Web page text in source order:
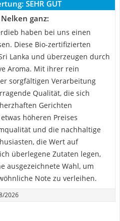
SEHR GUT
ganz:
haben bei uns einen
Diese Bio-zertifizierten
Lanka und überzeugen durch
Aroma. Mit ihrer rein
sorgfältigen Verarbeitung
Qualität, die sich
Gerichten
höheren Preises
und die nachhaltige
die Wert auf
überlegene Zutaten legen,
ausgezeichnete Wahl, um
Note zu verleihen.
2026